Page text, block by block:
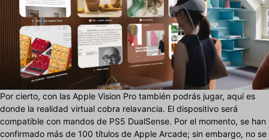
Por cierto, con las Apple Vision Pro también podrás jugar, aquí es
donde la realidad virtual cobra relavancia. El dispositivo será
compatible con mandos de PS5 DualSense. Por el momento, se han
confirmado más de 100 títulos de Apple Arcade; sin embargo, no se